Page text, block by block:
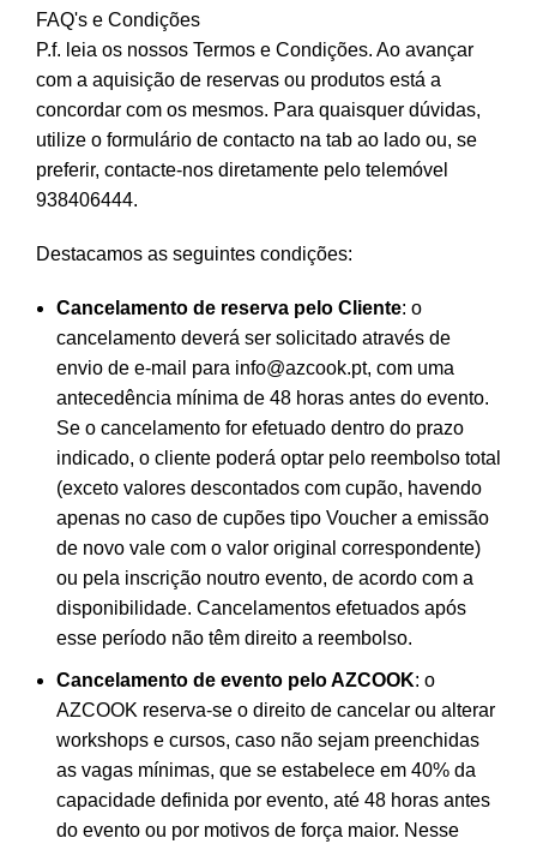
FAQ's e Condições
P.f. leia os nossos Termos e Condições. Ao avançar
com a aquisição de reservas ou produtos está a
concordar com os mesmos. Para quaisquer dúvidas,
utilize o formulário de contacto na tab ao lado ou, se
preferir, contacte-nos diretamente pelo telemóvel
938406444.
Destacamos as seguintes condições:
Cancelamento de reserva pelo Cliente: o
cancelamento deverá ser solicitado através de
envio de e-mail para info@azcook.pt, com uma
antecedência mínima de 48 horas antes do evento.
Se o cancelamento for efetuado dentro do prazo
indicado, o cliente poderá optar pelo reembolso total
(exceto valores descontados com cupão, havendo
apenas no caso de cupões tipo Voucher a emissão
de novo vale com o valor original correspondente)
ou pela inscrição noutro evento, de acordo com a
disponibilidade. Cancelamentos efetuados após
esse período não têm direito a reembolso.
Cancelamento de evento pelo AZCOOK: o
AZCOOK reserva-se o direito de cancelar ou alterar
workshops e cursos, caso não sejam preenchidas
as vagas mínimas, que se estabelece em 40% da
capacidade definida por evento, até 48 horas antes
do evento ou por motivos de força maior. Nesse